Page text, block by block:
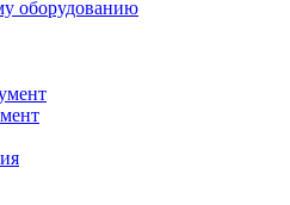
оборудованию